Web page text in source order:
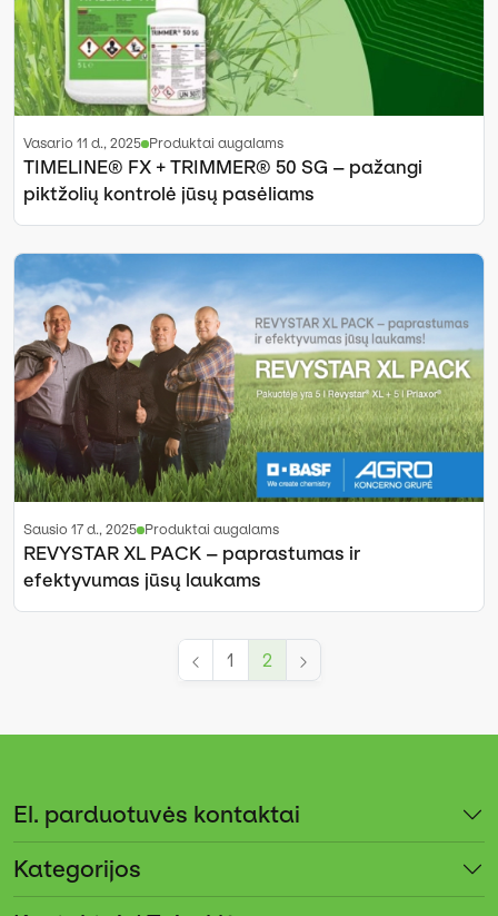
vasario 11 d., 2025 Produktai augalams
TIMELINE® FX + TRIMMER® 50 SG – pažangi
piktžolių kontrolė jūsų pasėliams
sausio 17 d., 2025 Produktai augalams
REVYSTAR XL PACK – paprastumas ir
efektyvumas jūsų laukams
1 2
El. parduotuvės kontaktai
Kategorijos